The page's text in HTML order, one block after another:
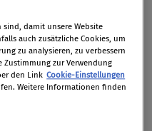
und Pflichten
derjenigen, die die
Verarbeitung der
sind, damit unsere Website
auch zusätzliche Cookies, um
zu analysieren, zu verbessern
Zustimmung zur Verwendung
den Link Cookie-Einstellungen
Weitere Informationen finden